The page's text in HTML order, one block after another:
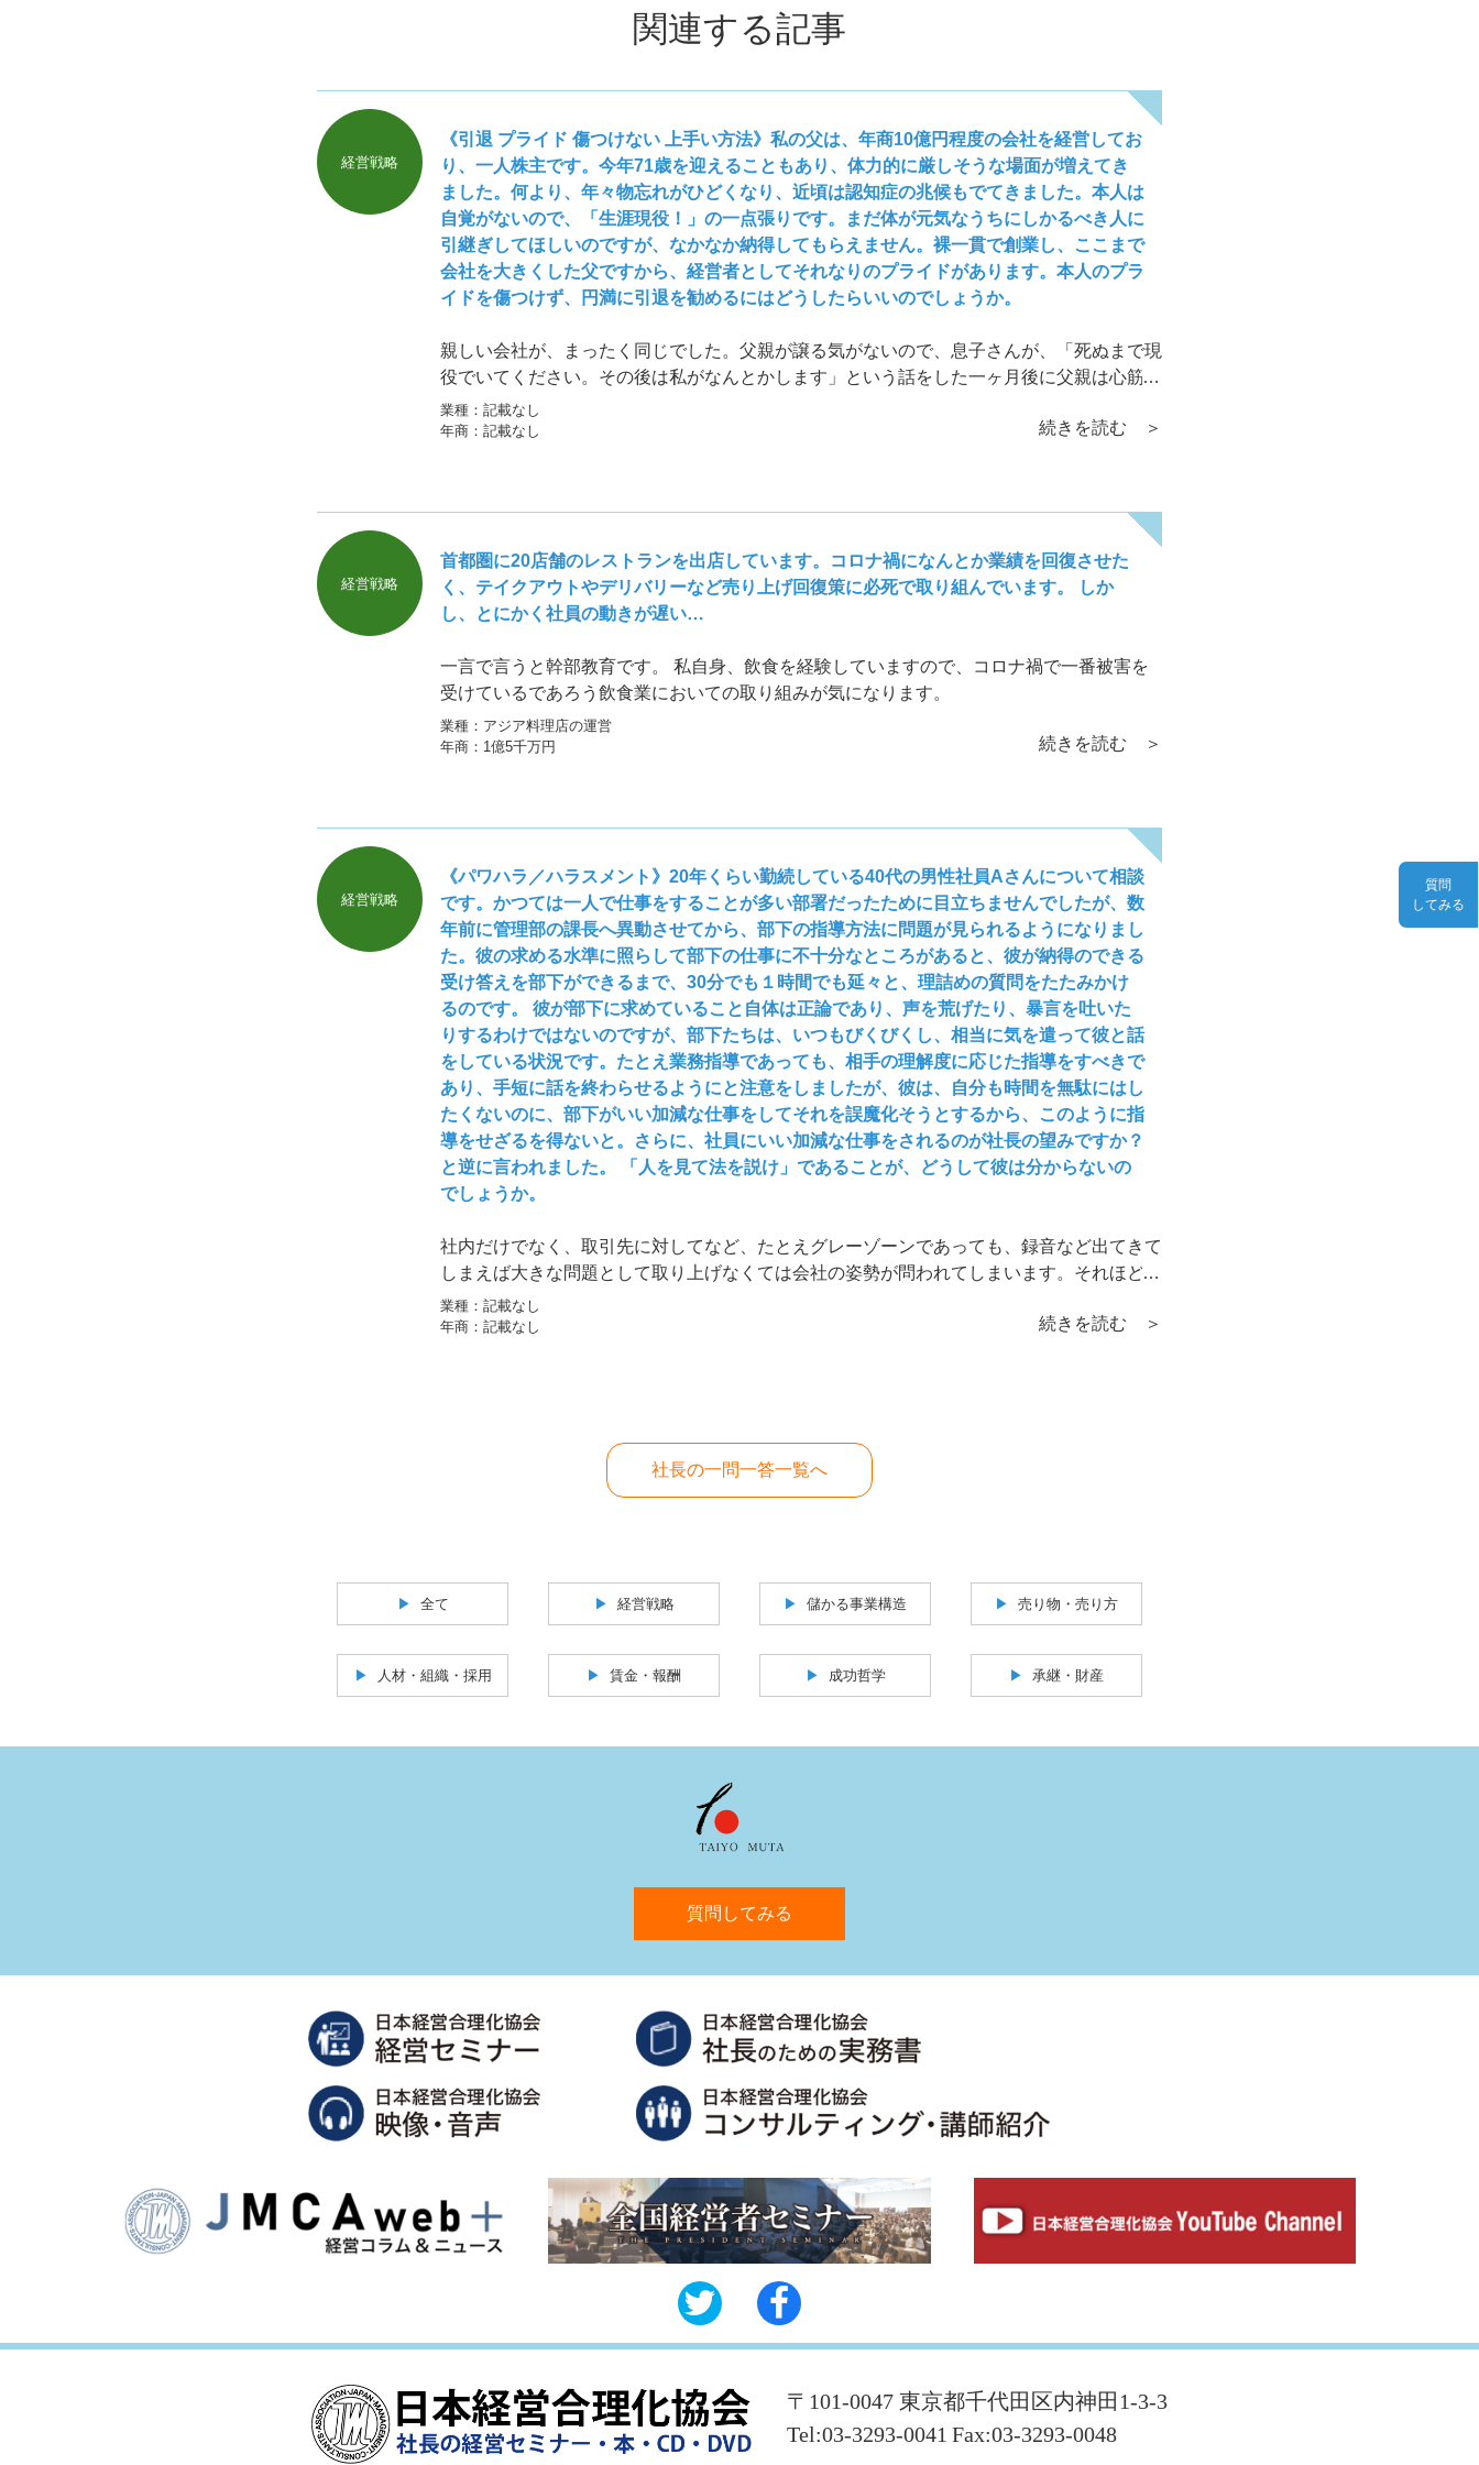
関連する記事
経営戦略
《引退 プライド 傷つけない 上手い方法》私の父は、年商10億円程度の会社を経営してお
り、一人株主です。今年71歳を迎えることもあり、体力的に厳しそうな場面が増えてき
ました。何より、年々物忘れがひどくなり、近頃は認知症の兆候もでてきました。本人は
自覚がないので、「生涯現役！」の一点張りです。まだ体が元気なうちにしかるべき人に
引継ぎしてほしいのですが、なかなか納得してもらえません。裸一貫で創業し、ここまで
会社を大きくした父ですから、経営者としてそれなりのプライドがあります。本人のプラ
イドを傷つけず、円満に引退を勧めるにはどうしたらいいのでしょうか。
親しい会社が、まったく同じでした。父親が譲る気がないので、息子さんが、「死ぬまで現
役でいてください。その後は私がなんとかします」という話をした一ヶ月後に父親は心筋梗
塞で亡くなりました。亡くなってしまうと、できることは限られてしまいます。息子さんは
苦労をしていました。 しかし、それも数カ月、いまは元気に社長業に励んでいます。
業種： 記載なし
年商： 記載なし 続きを読む ＞
経営戦略
首都圏に20店舗のレストランを出店しています。コロナ禍になんとか業績を回復させた
く、テイクアウトやデリバリーなど売り上げ回復策に必死で取り組んでいます。 しか
し、とにかく社員の動きが遅い…
一言で言うと幹部教育です。 私自身、飲食を経験していますので、コロナ禍で一番被害を
受けているであろう飲食業においての取り組みが気になります。
業種： アジア料理店の運営
年商： 1億5千万円 続きを読む ＞
経営戦略
《パワハラ／ハラスメント》20年くらい勤続している40代の男性社員Aさんについて相談
です。かつては一人で仕事をすることが多い部署だったために目立ちませんでしたが、数
年前に管理部の課長へ異動させてから、部下の指導方法に問題が見られるようになりまし
た。彼の求める水準に照らして部下の仕事に不十分なところがあると、彼が納得のできる
受け答えを部下ができるまで、30分でも１時間でも延々と、理詰めの質問をたたみかけ
るのです。 彼が部下に求めていること自体は正論であり、声を荒げたり、暴言を吐いた
りするわけではないのですが、部下たちは、いつもびくびくし、相当に気を遣って彼と話
をしている状況です。たとえ業務指導であっても、相手の理解度に応じた指導をすべきで
あり、手短に話を終わらせるようにと注意をしましたが、彼は、自分も時間を無駄にはし
たくないのに、部下がいい加減な仕事をしてそれを誤魔化そうとするから、このように指
導をせざるを得ないと。さらに、社員にいい加減な仕事をされるのが社長の望みですか？
と逆に言われました。 「人を見て法を説け」であることが、どうして彼は分からないの
でしょうか。
社内だけでなく、取引先に対してなど、たとえグレーゾーンであっても、録音など出てきて
しまえば大きな問題として取り上げなくては会社の姿勢が問われてしまいます。それほど大
きな問題です。
業種： 記載なし
年商： 記載なし 続きを読む ＞
社長の一問一答一覧へ
全て 経営戦略 儲かる事業構造 売り物・売り方
人材・組織・採用 賃金・報酬 成功哲学 承継・財産
質問
してみる
質問してみる
〒101-0047 東京都千代田区内神田1-3-3
Tel:03-3293-0041 Fax:03-3293-0048